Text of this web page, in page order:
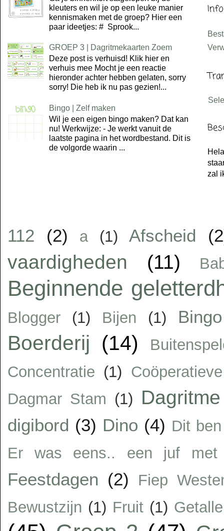
kleuters en wil je op een leuke manier
kennismaken met de groep? Hier een
paar ideetjes: # Sprook...
GROEP 3 | Dagritmekaarten Zoem
Deze post is verhuisd! Klik hier en
verhuis mee Mocht je een reactie
hieronder achter hebben gelaten, sorry
sorry! Die heb ik nu pas gezien!...
Bingo | Zelf maken
Wil je een eigen bingo maken? Dat kan
nu! Werkwijze: - Je werkt vanuit de
laatste pagina in het wordbestand. Dit is
de volgorde waarin ...
zal
112 (2) a (1) Afscheid
vaardigheden (11)
Beginnende
Blogger (1) Bijen (1) Bingo
Boerderij (14)
Concentratie (1)
Dagmar Stam (1) Dagritme
digibord (3) Dino (4) Dit
Er was eens.. een juf met
Feestdagen (2)
Fiep
Bewustzijn (1) Fruit (1)